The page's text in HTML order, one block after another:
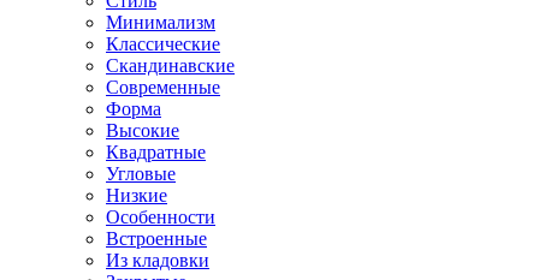
Минимализм
Классические
Скандинавские
Современные
Форма
Высокие
Квадратные
Угловые
Низкие
Особенности
Встроенные
Из кладовки